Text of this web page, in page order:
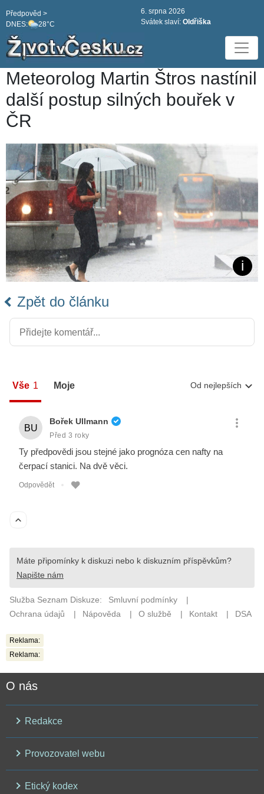
DNES: 28°C
Předpověd >
6. srpna 2026
Svátek slaví: Oldřiška
Meteorolog Martin Štros nastínil
další postup silných bouřek v
ČR
Zpět do článku
Reklama:
Reklama:
O nás
Redakce
Provozovatel webu
Etický kodex